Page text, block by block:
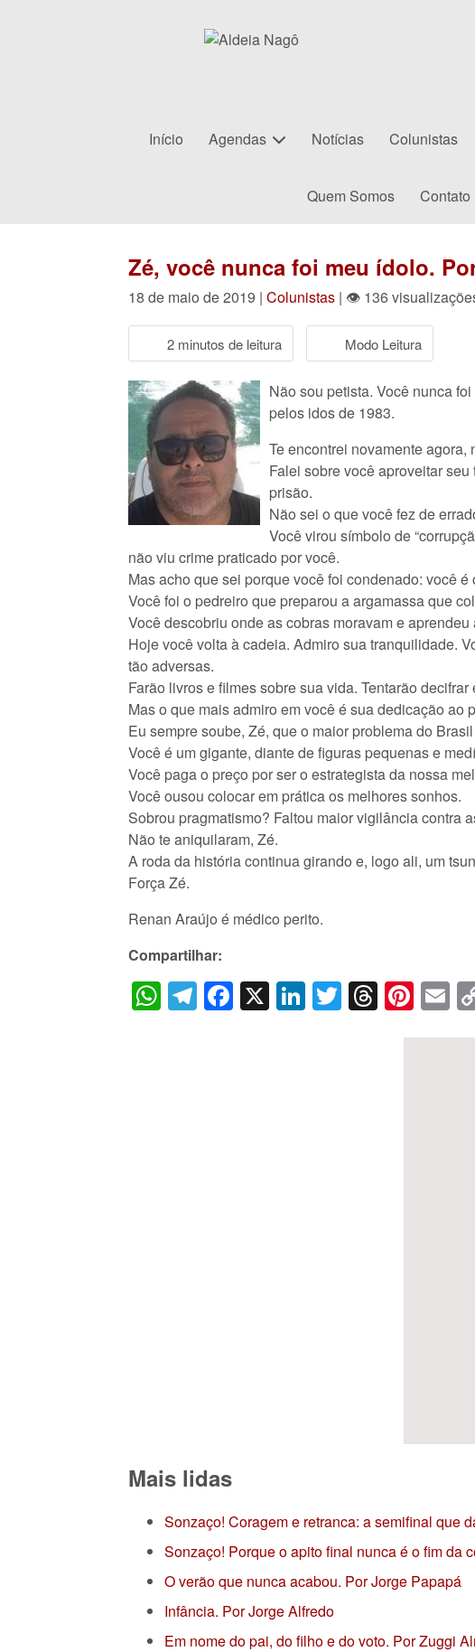
Início Agendas Notícias Colunistas
Quem Somos Contato
Zé, você nunca foi meu ídolo.
18 de maio de 2019 | Colunistas | 👁 136
2 minutos de leitura Modo Leitura
Não sou petista. Você nunca
pelos idos de 1983.
Te encontrei novamente
Falei sobre você aproveitar
prisão.
Não sei o que você fez de
Você virou símbolo de
não viu crime praticado por você.
Mas acho que sei porque você foi condenado: você
Você foi o pedreiro que preparou a argamassa que
Você descobriu onde as cobras moravam e
Hoje você volta à cadeia. Admiro sua tranquilidade.
tão adversas.
Farão livros e filmes sobre sua vida. Tentarão
Mas o que mais admiro em você é sua dedicação
Eu sempre soube, Zé, que o maior problema do
Você é um gigante, diante de figuras pequenas e
Você paga o preço por ser o estrategista da nossa
Você ousou colocar em prática os melhores sonhos.
Sobrou pragmatismo? Faltou maior vigilância contra
Não te aniquilaram, Zé.
A roda da história continua girando e, logo ali, um
Força Zé.
Renan Araújo é médico perito.
Compartilhar:
WhatsApp
Telegram
Facebook
X LinkedIn
Twitter
Mais lidas
Sonzaço! Coragem e retranca: a semifinal que
Sonzaço! Porque o apito final nunca é o fim da
O verão que nunca acabou. Por Jorge Papapá
Infância. Por Jorge Alfredo
Em nome do pai, do filho e do voto. Por Zuggi